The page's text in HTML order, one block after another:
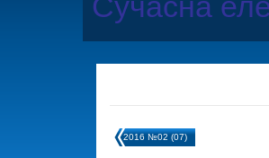
2016 №02 (07)